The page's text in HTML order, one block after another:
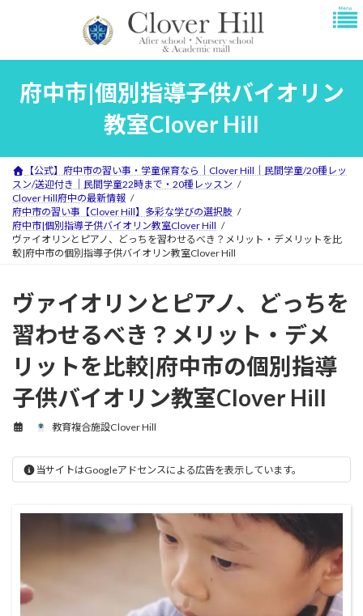
府中市|個別指導子供バイオリン
教室Clover Hill
【公式】府中市の習い事・学童保育なら｜Clover Hill｜民間学童/20種レッ
スン/送迎付き｜民間学童22時まで・20種レッスン
Clover Hill府中の最新情報
府中市の習い事【Clover Hill】多彩な学びの選択肢
府中市|個別指導子供バイオリン教室Clover Hill
ヴァイオリンとピアノ、どっちを習わせるべき？メリット・デメリットを比
較|府中市の個別指導子供バイオリン教室Clover Hill
ヴァイオリンとピアノ、どっちを
習わせるべき？メリット・デメ
リットを比較|府中市の個別指導
子供バイオリン教室Clover Hill
教育複合施設Clover Hill
当サイトはGoogleアドセンスによる広告を表示しています。